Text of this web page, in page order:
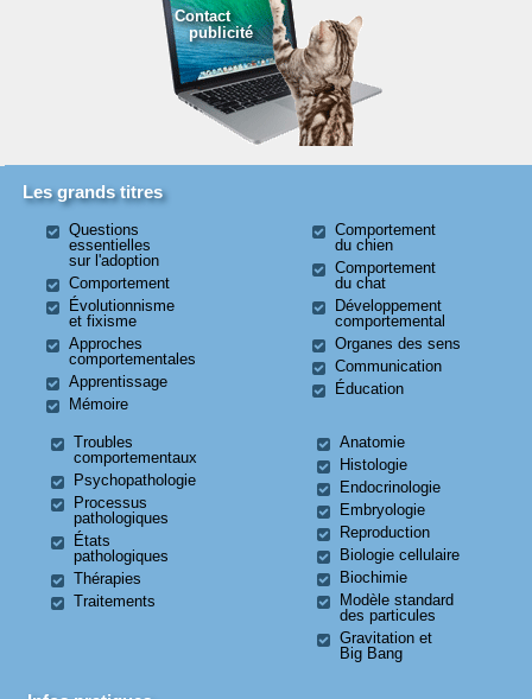
Contact
publicité
Les grands titres
Questions
essentielles
sur l'adoption
Comportement
Évolutionnisme
et fixisme
Approches
comportementales
Apprentissage
Mémoire
Comportement
du chien
Comportement
du chat
Développement
comportemental
Organes des sens
Communication
Éducation
Troubles
comportementaux
Psychopathologie
Processus
pathologiques
États
pathologiques
Thérapies
Traitements
Anatomie
Histologie
Endocrinologie
Embryologie
Reproduction
Biologie cellulaire
Biochimie
Modèle standard
des particules
Gravitation et
Big Bang